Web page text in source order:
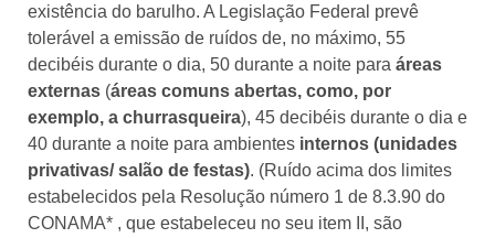
existência do barulho. A Legislação Federal prevê
tolerável a emissão de ruídos de, no máximo, 55
decibéis durante o dia, 50 durante a noite para áreas
externas (áreas comuns abertas, como, por
exemplo, a churrasqueira), 45 decibéis durante o dia e
40 durante a noite para ambientes internos (unidades
privativas/ salão de festas). (Ruído acima dos limites
estabelecidos pela Resolução número 1 de 8.3.90 do
CONAMA* , que estabeleceu no seu item II, são